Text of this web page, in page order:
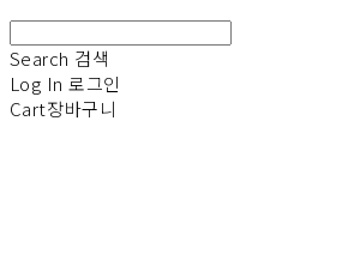
Search 검색
Log In 로그인
Cart장바구니